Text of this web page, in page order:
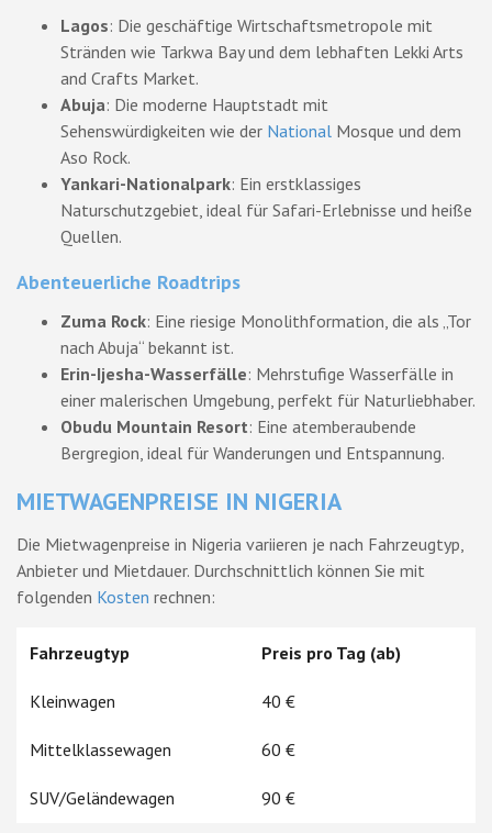
Lagos: Die geschäftige Wirtschaftsmetropole mit
Stränden wie Tarkwa Bay und dem lebhaften Lekki Arts
and Crafts Market.
Abuja: Die moderne Hauptstadt mit
Sehenswürdigkeiten wie der National Mosque und dem
Aso Rock.
Yankari-Nationalpark: Ein erstklassiges
Naturschutzgebiet, ideal für Safari-Erlebnisse und heiße
Quellen.
Abenteuerliche Roadtrips
Zuma Rock: Eine riesige Monolithformation, die als „Tor
nach Abuja“ bekannt ist.
Erin-Ijesha-Wasserfälle: Mehrstufige Wasserfälle in
einer malerischen Umgebung, perfekt für Naturliebhaber.
Obudu Mountain Resort: Eine atemberaubende
Bergregion, ideal für Wanderungen und Entspannung.
MIETWAGENPREISE IN NIGERIA
Die Mietwagenpreise in Nigeria variieren je nach Fahrzeugtyp,
Anbieter und Mietdauer. Durchschnittlich können Sie mit
folgenden Kosten rechnen:
Fahrzeugtyp Preis pro Tag (ab)
Kleinwagen 40 €
Mittelklassewagen 60 €
SUV/Geländewagen 90 €